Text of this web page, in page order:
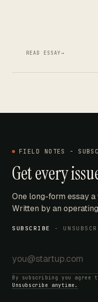
READ ESSAY→
FIELD NOTES -
Get every
One long-form essay
Written by an
SUBSCRIBE -
By subscribing you
Unsubscribe anytime.